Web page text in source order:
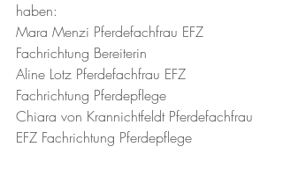
haben:
Mara Menzi Pferdefachfrau EFZ
Fachrichtung Bereiterin
Aline Lotz Pferdefachfrau EFZ
Fachrichtung Pferdepflege
Chiara von Krannichtfeldt Pferdefachfrau
EFZ Fachrichtung Pferdepflege